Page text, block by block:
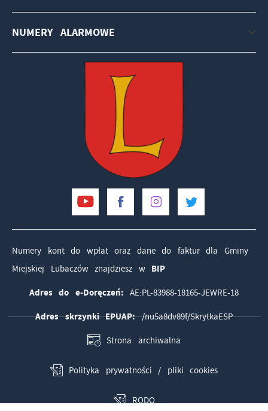
NUMERY ALARMOWE
Numery kont do wpłat oraz dane do faktur dla Gminy
Miejskiej Lubaczów znajdziesz w BIP
Adres do e-Doręczeń: AE:PL-83988-18165-JEWRE-18
Adres skrzynki EPUAP:/nu5a8dv89f/SkrytkaESP
Strona archiwalna
Polityka prywatności / pliki cookies
RODO